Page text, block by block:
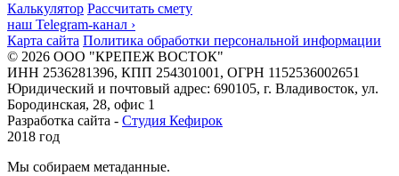
Калькулятор Рассчитать смету
наш Telegram-канал ›
Карта сайта Политика обработки персональной информации
© 2026 ООО "КРЕПЕЖ ВОСТОК"
ИНН 2536281396, КПП 254301001, ОГРН 1152536002651
Юридический и почтовый адрес: 690105, г. Владивосток, ул.
Бородинская, 28, офис 1
Разработка сайта - Студия Кефирок
2018 год
Мы собираем метаданные.